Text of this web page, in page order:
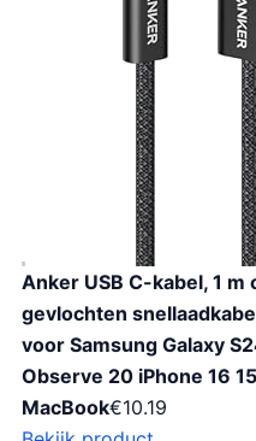
Anker USB C-kabel, 1 m
gevlochten
voor Samsung Galaxy
Observe 20 iPhone 16
MacBook€10.19